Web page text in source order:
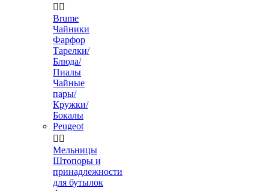
 
Brume
Чайники
Фарфор
Тарелки/
Блюда/
Пиалы
Чайные
пары/
Кружки/
Бокалы
Peugeot
 
Мельницы
Штопоры и
принадлежности
для бутылок